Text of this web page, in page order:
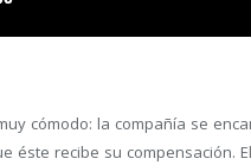
cómodo: la compañía se
éste recibe su compensación.